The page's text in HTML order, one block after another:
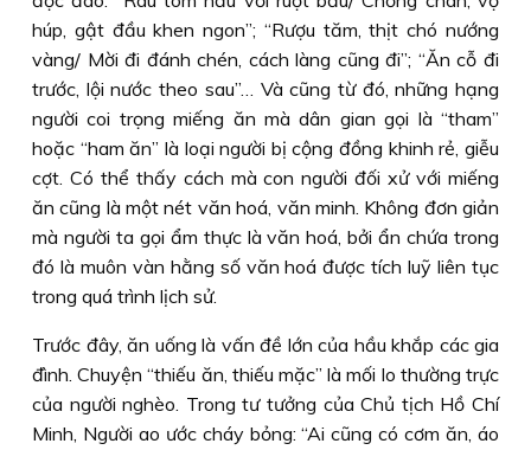
húp, gật đầu khen ngon”; “Rượu tăm, thịt chó nướng
vàng/ Mời đi đánh chén, cách làng cũng đi”; “Ăn cỗ đi
trước, lội nước theo sau”… Và cũng từ đó, những hạng
người coi trọng miếng ăn mà dân gian gọi là “tham”
hoặc “ham ăn” là loại người bị cộng đồng khinh rẻ, giễu
cợt. Có thể thấy cách mà con người đối xử với miếng
ăn cũng là một nét văn hoá, văn minh. Không đơn giản
mà người ta gọi ẩm thực là văn hoá, bởi ẩn chứa trong
đó là muôn vàn hằng số văn hoá được tích luỹ liên tục
trong quá trình lịch sử.
Trước đây, ăn uống là vấn đề lớn của hầu khắp các gia
đình. Chuyện “thiếu ăn, thiếu mặc” là mối lo thường trực
của người nghèo. Trong tư tưởng của Chủ tịch Hồ Chí
Minh, Người ao ước cháy bỏng: “Ai cũng có cơm ăn, áo